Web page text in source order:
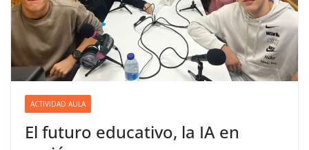
ACTIVIDAD AULA
El futuro educativo, la IA en